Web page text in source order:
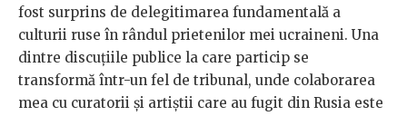
fost surprins de delegitimarea fundamentală a
culturii ruse în rândul prietenilor mei ucraineni. Una
dintre discuțiile publice la care particip se
transformă într-un fel de tribunal, unde colaborarea
mea cu curatorii și artiștii care au fugit din Rusia este